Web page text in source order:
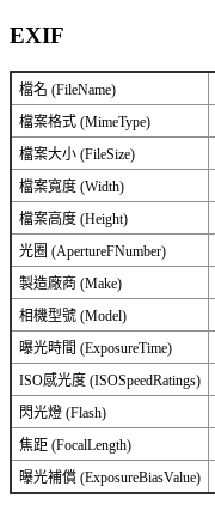
EXIF
檔名 (FileName)
檔案格式 (MimeType)
檔案大小 (FileSize)
檔案寬度 (Width)
檔案高度 (Height)
光圈 (ApertureFNumber)
製造廠商 (Make)
相機型號 (Model)
曝光時間 (ExposureTime)
ISO感光度 (ISOSpeedRatings)
閃光燈 (Flash)
焦距 (FocalLength)
曝光補償 (ExposureBiasValue)